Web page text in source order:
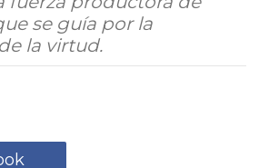
se guía por la
la virtud.